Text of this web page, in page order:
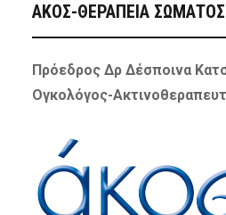
ΑΚΟΣ-ΘΕΡΑΠΕΙΑ
Πρόεδρος Δρ Δέσποινα
Ογκολόγος-